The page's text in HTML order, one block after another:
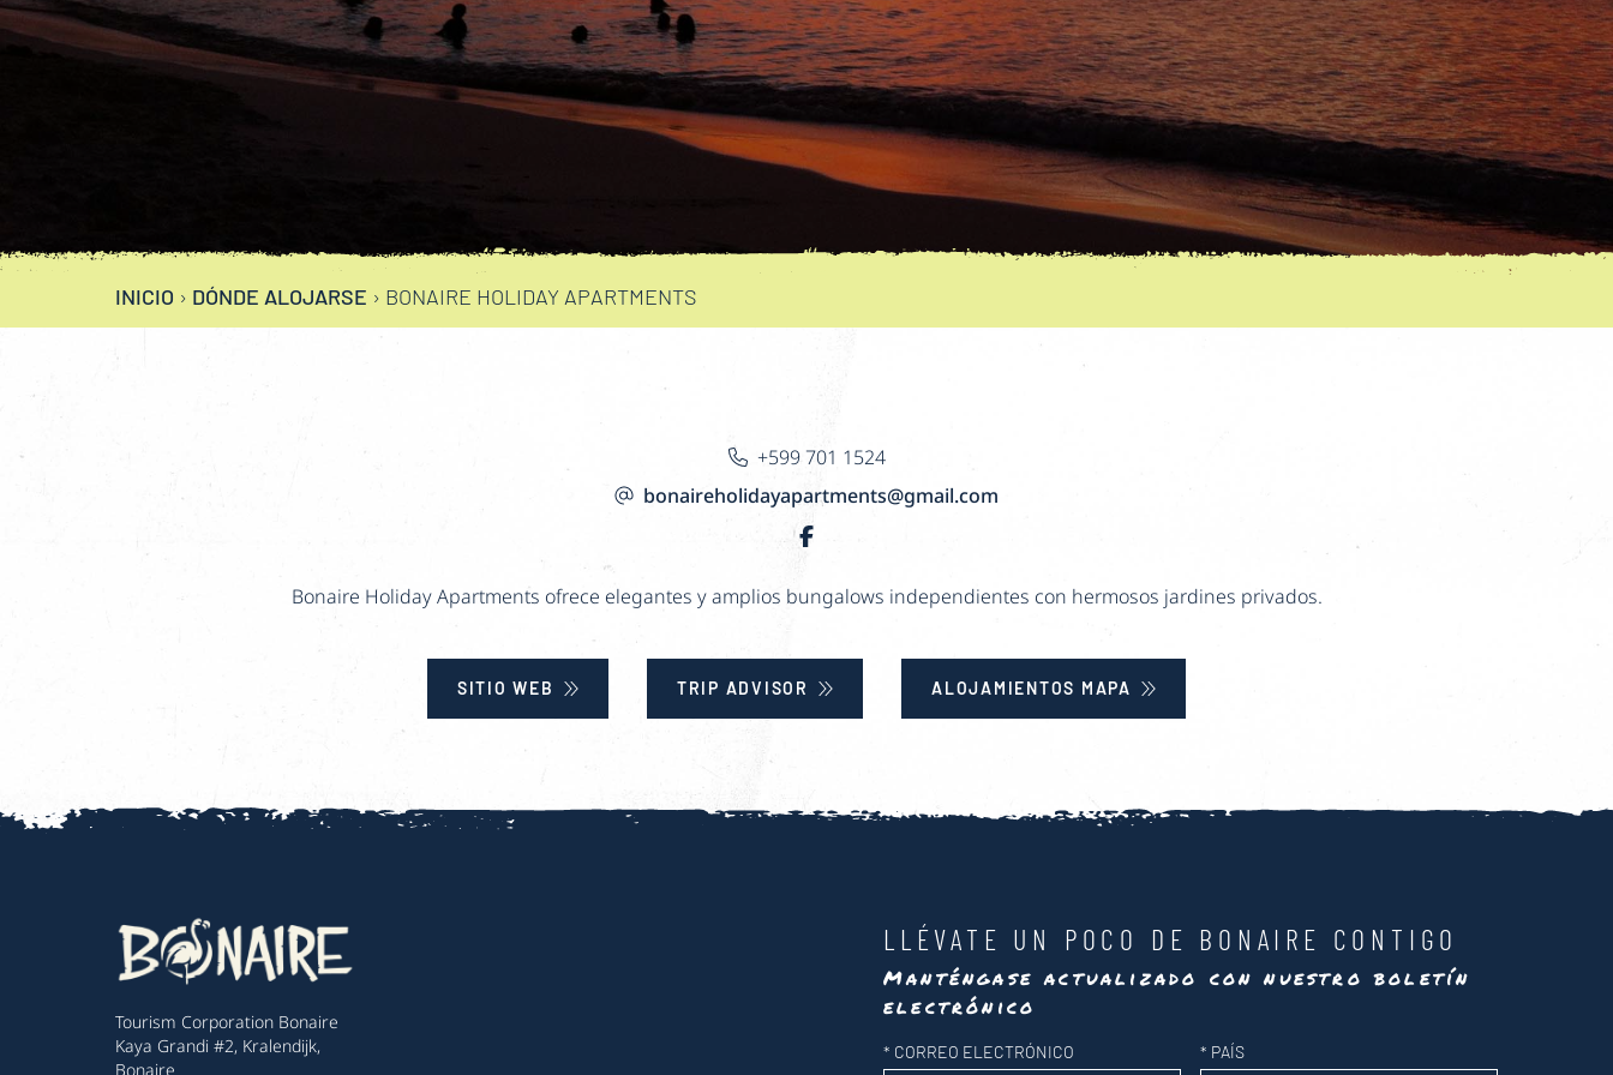
INICIO › DÓNDE ALOJARSE › BONAIRE HOLIDAY APARTMENTS
+599 701 1524
bonaireholidayapartments@gmail.com
Bonaire Holiday Apartments ofrece elegantes y amplios bungalows independientes con hermosos jardines privados.
SITIO WEB TRIP ADVISOR ALOJAMIENTOS MAPA
Tourism Corporation Bonaire
Kaya Grandi #2, Kralendijk,
Bonaire
LLÉVATE UN POCO DE BONAIRE CONTIGO
Manténgase actualizado con nuestro boletín
electrónico
Newsletter
* CORREO ELECTRÓNICO * PAÍS